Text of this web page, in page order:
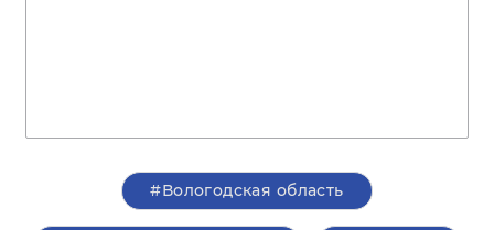
#Вологодская область